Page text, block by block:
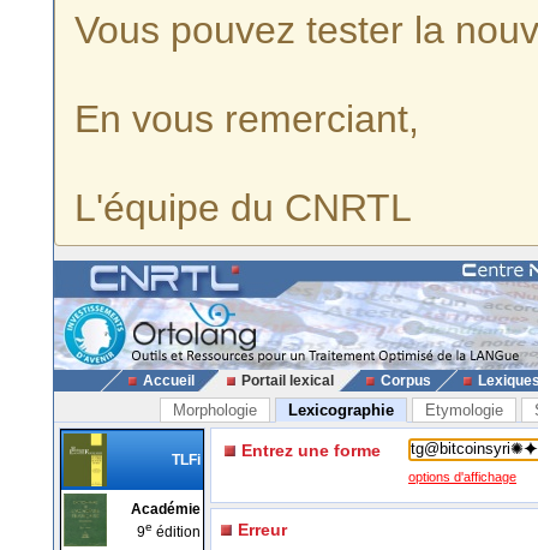
Vous pouvez tester la
En vous remerciant,
L'équipe du CNRTL
Accueil Portail lexical Corpus
Morphologie Lexicographie Etymologie
TLFi
Académie
9e édition
Entrez une forme
options d'affichage
Erreur